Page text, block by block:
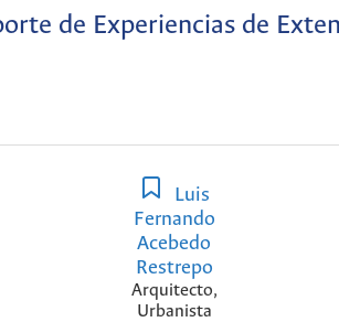
de Experiencias de
Luis
Fernando
Acebedo
Restrepo
Arquitecto,
Urbanista